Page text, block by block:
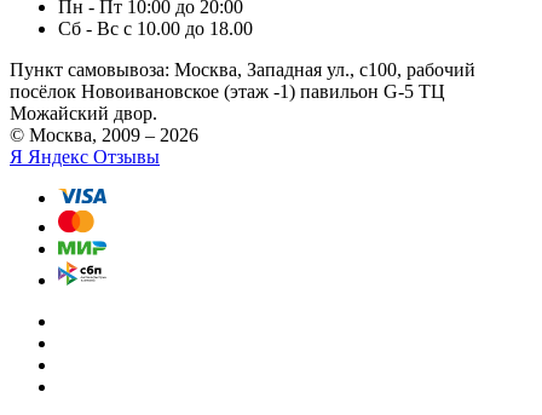
Пн - Пт 10:00 до 20:00
Сб - Вс с 10.00 до 18.00
Пункт самовывоза: Москва, Западная ул., с100, рабочий
посёлок Новоивановское (этаж -1) павильон G-5 ТЦ
Можайский двор.
© Москва, 2009 – 2026
Я Яндекс Отзывы